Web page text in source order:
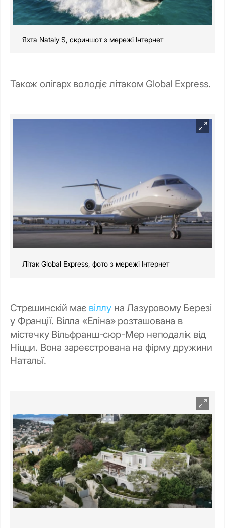
Яхта Nataly S, скриншот з мережі Інтернет
Також олігарх володіє літаком Global Express.
Літак Global Express, фото з мережі Інтернет
Стрєшинскій має віллу на Лазуровому Березі
у Франції. Вілла «Еліна» розташована в
містечку Вільфранш-сюр-Мер неподалік від
Ніцци. Вона зареєстрована на фірму дружини
Натальї.